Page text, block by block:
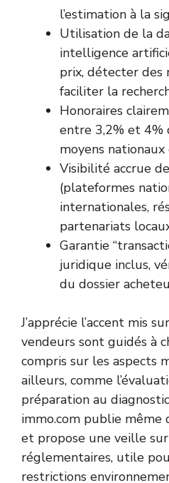
l’estimation à la
Utilisation de la
intelligence
prix, détecter des
faciliter la
Honoraires
entre 3,2% et 4%
moyens nationaux
Visibilité accrue
(plateformes
internationales,
partenariats
Garantie
juridique inclus,
du dossier
J’apprécie l’accent mis
vendeurs sont guidés à
compris sur les aspects
ailleurs, comme
préparation au
immo.com publie même
et propose une veille
réglementaires, utile
restrictions